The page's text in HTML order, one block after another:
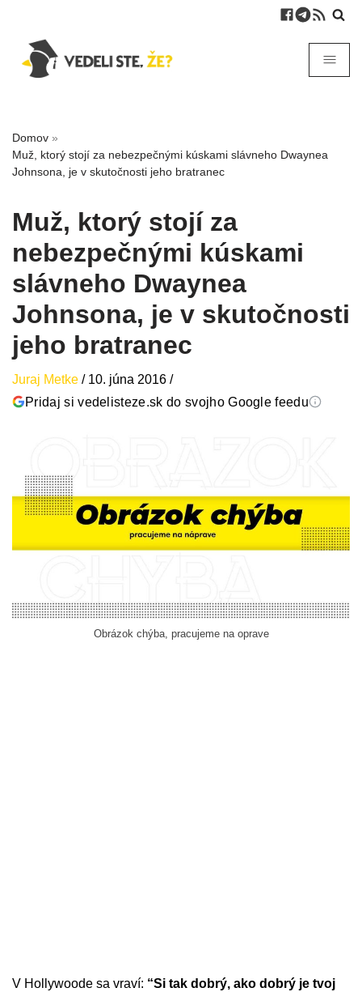
Domov »
Muž, ktorý stojí za nebezpečnými kúskami slávneho Dwaynea
Johnsona, je v skutočnosti jeho bratranec
Muž, ktorý stojí za
nebezpečnými kúskami
slávneho Dwaynea
Johnsona, je v skutočnosti
jeho bratranec
Juraj Metke / 10. júna 2016 /
Pridaj si vedelisteze.sk do svojho Google feedu
Obrázok chýba, pracujeme na oprave
V Hollywoode sa vraví: “Si tak dobrý, ako dobrý je tvoj